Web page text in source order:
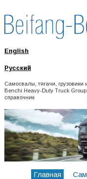
English
Русский
Самосвалы, тягачи, грузовики
Benchi Heavy-Duty Truck
справочник
Главная